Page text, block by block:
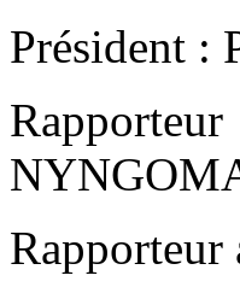
Président :